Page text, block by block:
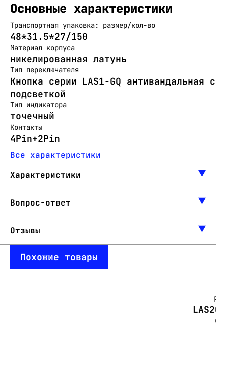
Основные характеристики
Транспортная упаковка: размер/кол-во
48*31.5*27/150
Материал корпуса
никелированная латунь
Тип переключателя
Кнопка серии LAS1-GQ антивандальная с
подсветкой
Тип индикатора
точечный
Контакты
4Pin+2Pin
Все характеристики
Характеристики
Вопрос-ответ
Отзывы
Похожие товары